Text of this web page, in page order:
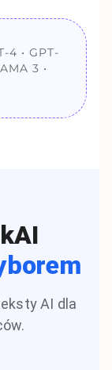
4 • GPT-
3 •
AI dla